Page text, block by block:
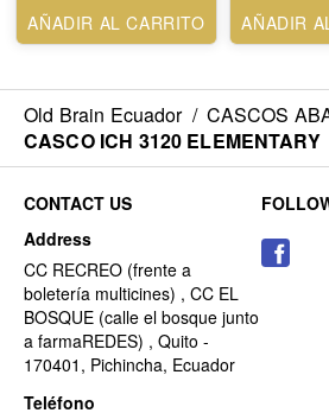
AÑADIR AL CARRITO AÑADIR
Old Brain Ecuador / CASCOS
CASCO ICH 3120 ELEMENTARY
CONTACT US
Address
CC RECREO (frente a
boletería multicines) , CC EL
BOSQUE (calle el bosque junto
a farmaREDES) , Quito -
170401, Pichincha, Ecuador
Teléfono